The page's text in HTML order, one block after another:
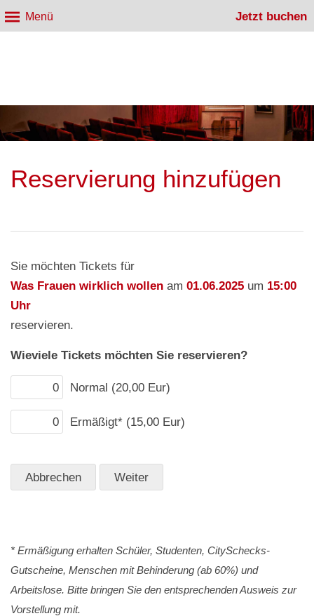
Menü Jetzt buchen
Reservierung hinzufügen
Sie möchten Tickets für
Was Frauen wirklich wollen am 01.06.2025 um 15:00
Uhr
reservieren.
Wieviele Tickets möchten Sie reservieren?
Normal (20,00 Eur)
Ermäßigt* (15,00 Eur)
* Ermäßigung erhalten Schüler, Studenten, CitySchecks-
Gutscheine, Menschen mit Behinderung (ab 60%) und
Arbeitslose. Bitte bringen Sie den entsprechenden Ausweis zur
Vorstellung mit.